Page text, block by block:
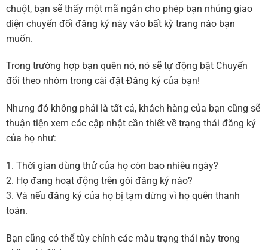
chuột, bạn sẽ thấy một mã ngắn cho phép bạn nhúng giao
diện chuyển đổi đăng ký này vào bất kỳ trang nào bạn
muốn.
Trong trường hợp bạn quên nó, nó sẽ tự động bật Chuyển
đổi theo nhóm trong cài đặt Đăng ký của bạn!
Nhưng đó không phải là tất cả, khách hàng của bạn cũng sẽ
thuận tiện xem các cập nhật cần thiết về trạng thái đăng ký
của họ như:
1. Thời gian dùng thử của họ còn bao nhiêu ngày?
2. Họ đang hoạt động trên gói đăng ký nào?
3. Và nếu đăng ký của họ bị tạm dừng vì họ quên thanh
toán.
Bạn cũng có thể tùy chỉnh các màu trạng thái này trong